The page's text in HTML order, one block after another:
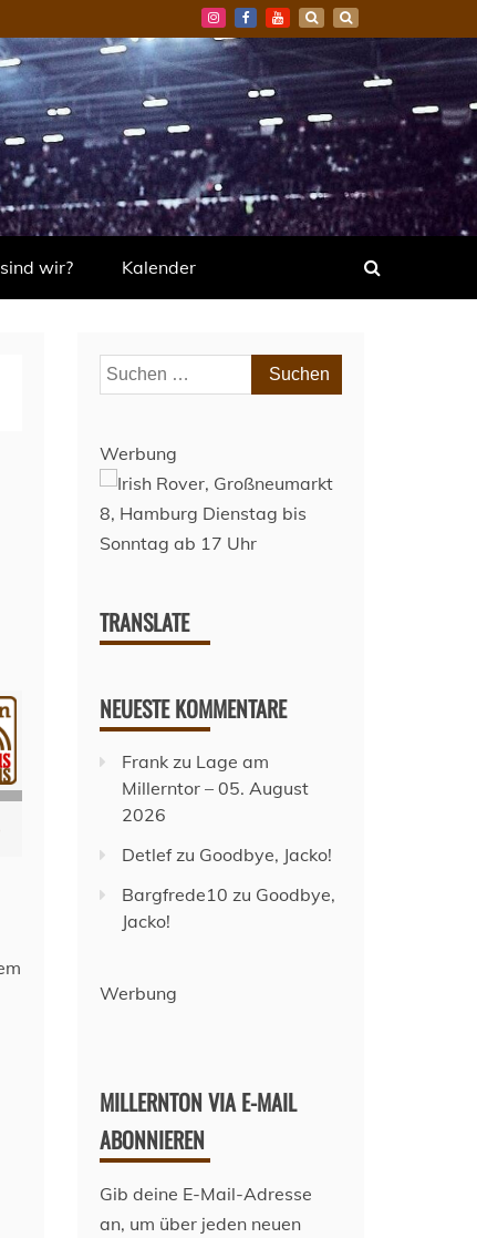
wir? Kalender
Suchen
nach:
Werbung
TRANSLATE
NEUESTE KOMMENTARE
Frank zu Lage am
Millerntor – 05. August
2026
Detlefzu Goodbye, Jacko!
Bargfrede10 zu Goodbye,
Jacko!
Werbung
MILLERNTON VIA E-MAIL
ABONNIEREN
Gib deine E-Mail-Adresse
an, um über jeden neuen